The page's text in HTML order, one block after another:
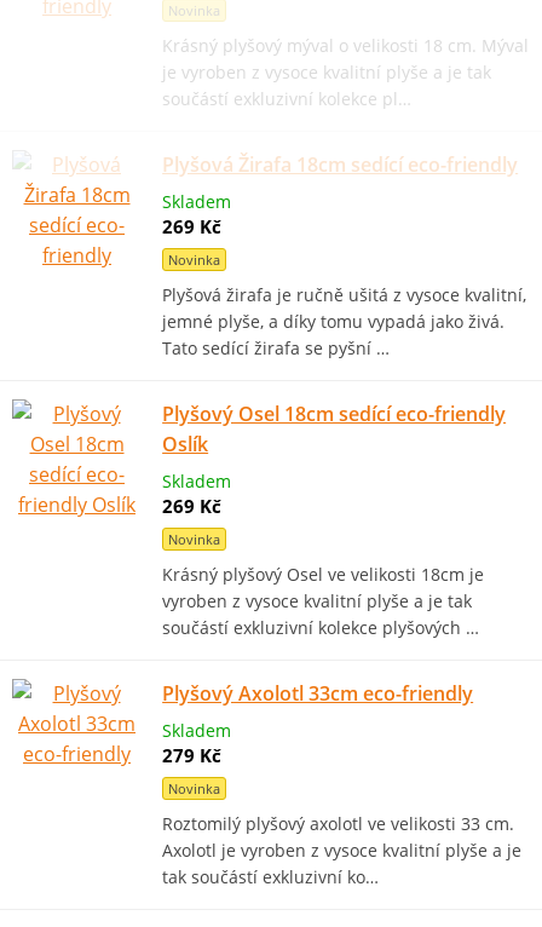
Novinka
Krásný plyšový mýval o velikosti 18 cm. Mýval
je vyroben z vysoce kvalitní plyše a je tak
součástí exkluzivní kolekce pl…
Plyšová Žirafa 18cm sedící eco-friendly
Skladem
269 Kč
Novinka
Plyšová žirafa je ručně ušitá z vysoce kvalitní,
jemné plyše, a díky tomu vypadá jako živá.
Tato sedící žirafa se pyšní …
Plyšový Osel 18cm sedící eco-friendly
Oslík
Skladem
269 Kč
Novinka
Krásný plyšový Osel ve velikosti 18cm je
vyroben z vysoce kvalitní plyše a je tak
součástí exkluzivní kolekce plyšových …
Plyšový Axolotl 33cm eco-friendly
Skladem
279 Kč
Novinka
Roztomilý plyšový axolotl ve velikosti 33 cm.
Axolotl je vyroben z vysoce kvalitní plyše a je
tak součástí exkluzivní ko…